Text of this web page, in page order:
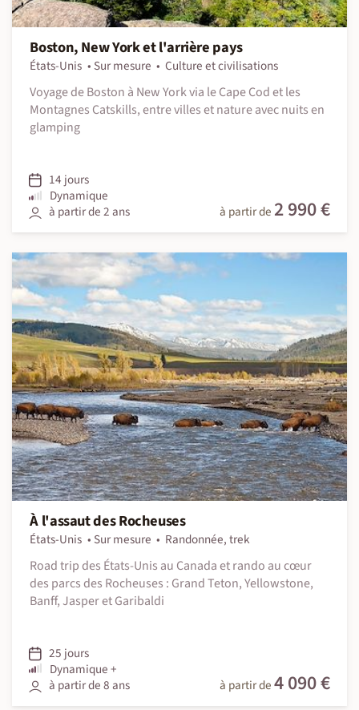
Boston, New York et l'arrière pays
États-Unis Sur mesure
Culture et civilisations
Voyage de Boston à New York via le Cape Cod et les
Montagnes Catskills, entre villes et nature avec nuits en
glamping
14 jours
Dynamique
à partir de 2 ans
à partir de 2 990 €
À l'assaut des Rocheuses
États-Unis Sur mesure
Randonnée, trek
Road trip des États-Unis au Canada et rando au cœur
des parcs des Rocheuses : Grand Teton, Yellowstone,
Banff, Jasper et Garibaldi
25 jours
Dynamique +
à partir de 8 ans
à partir de4 090 €